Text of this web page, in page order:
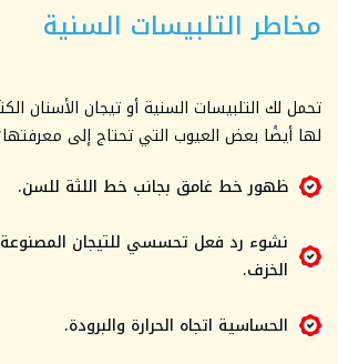
مخاطر التلبيسات السنية
تحمل لك التلبيسات السنية أو تيجان الأسنان
لها أيضًا بعض العيوب التي تحتاج إلى
ظهور خط غامق بجانب خط اللثة للسن.
نشوء رد فعل تحسسي للتيجان
الخزف.
الحساسية اتجاه الحرارة والبرودة.